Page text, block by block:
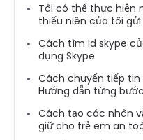
Tôi có thể thực hiện
thiếu niên của tôi
Cách tìm id skype
dụng Skype
Cách chuyển tiếp tin
Hướng dẫn từng bước
Cách tạo các nhân
giữ cho trẻ em an